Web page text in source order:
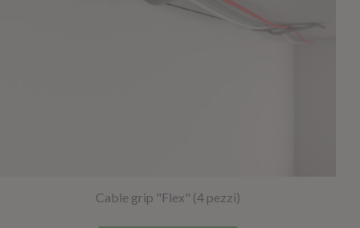
Cable grip "Flex" (4 pezzi)